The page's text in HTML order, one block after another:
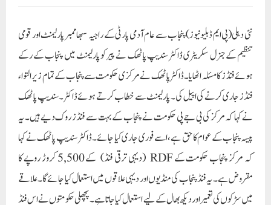
مقروض ہے۔ یہ فنڈ پنجاب کی منڈیوں اور دیہی علاقوں میں استعمال کیا جائے گا۔علاقے
میں سڑکوں کی تعمیر اور دیکھ بھال کے لیے استعمال کیا جاتا ہے۔ پچھلی حکومتوں نے اس فنڈ
کو دوسرے مقاصد کے لیے استعمال کیا جس کی وجہ سے مرکزی حکومت نے اس فنڈ کو بند
کردیا۔ اب پنجاب میں نئی حکومت ہے اور پنجاب کی معزز حکومت نے نئے قوانین بھی
بنائے ہیں یہ رقم صرف منڈیوں اور دیہی علاقوں سڑکوں پر خرچ کیا جائے گا۔ اس لیے
مودی حکومت کو یہ فنڈ بغیر کسی تاخیر کے جاری کرنا چاہیے۔ انہوں نے مزید کہا
کہ NHM (نیشنل ہیلتھ مشن) کے 621 کروڑ روپے بھی زیر التوا ہیں۔ مرکزی
حکومت یہ کہہ کر یہ رقم جاری کرنے سے انکار کر رہی ہے کہ یہ عام آدمی کے کلینک کے
لیے نہیں ہے۔ سندیپ پاٹھک نے پارلیمنٹ کو بتایا کہ این ایچ ایم کے فنڈز پنجاب میں عام